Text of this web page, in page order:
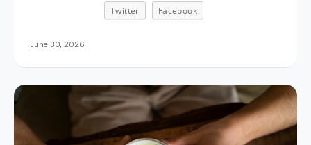
dalam dunia usaha saat ini. Karena itu, semakin banyak
perusahaan mulai menerapkan sustainable business
bertanggung jawab, dan berkelanjutan. Selain
Twitter Facebook
June 30, 2026